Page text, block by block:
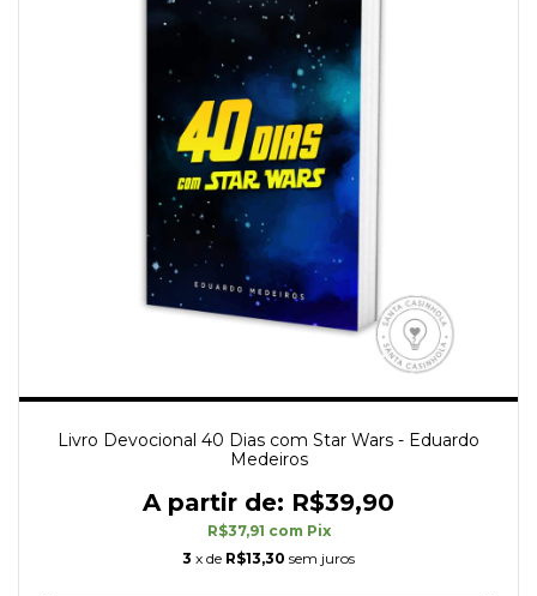
Livro Devocional 40 Dias com Star Wars - Eduardo
Medeiros
R$39,90
R$37,91 com Pix
3 x de R$13,30 sem juros